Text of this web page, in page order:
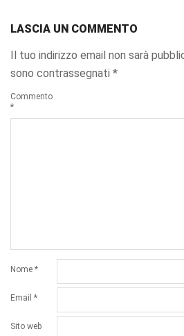
LASCIA UN COMMENTO
Il tuo indirizzo email non sarà
sono contrassegnati *
Commento
*
Nome *
Email *
Sito web